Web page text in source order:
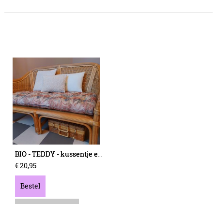
BIO - TEDDY - kussentje ecru
€20,95
Bestel